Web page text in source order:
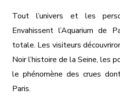
Tout l’univers et les
Envahissent l’Aquarium de
totale. Les visiteurs
Noir l’histoire de la Seine, les
le phénomène des crues
Paris.